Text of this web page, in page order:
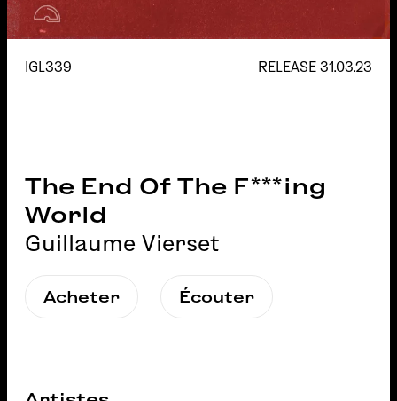
IGL339 RELEASE 31.03.23
The End Of The F***ing
World
Guillaume Vierset
Acheter Écouter